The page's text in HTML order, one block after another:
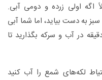
اگه اولی زرده و دومی آبی.
به دست بیاید، اما شما آبی
در آب و سرکه بگذارید تا
لکه‌های شمع را آب کنید